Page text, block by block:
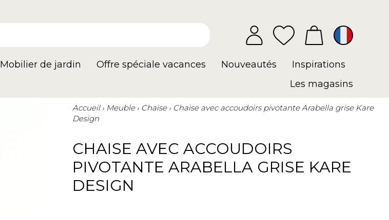
Mobilier de jardin Offre spéciale vacances Nouveautés
Inspirations
Les magasins
Accueil Meuble Chaise
Chaise avec accoudoirs pivotante Arabella grise Kare
Design
CHAISE AVEC ACCOUDOIRS
PIVOTANTE ARABELLA GRISE KARE
DESIGN